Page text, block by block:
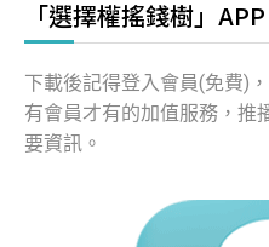
「選擇權搖錢樹」APP
下載後記得登入會員(免費)
有會員才有的加值服務，推
要資訊。